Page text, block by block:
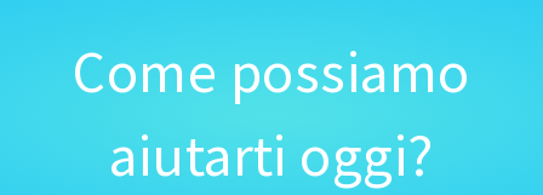
Come possiamo
aiutarti oggi?